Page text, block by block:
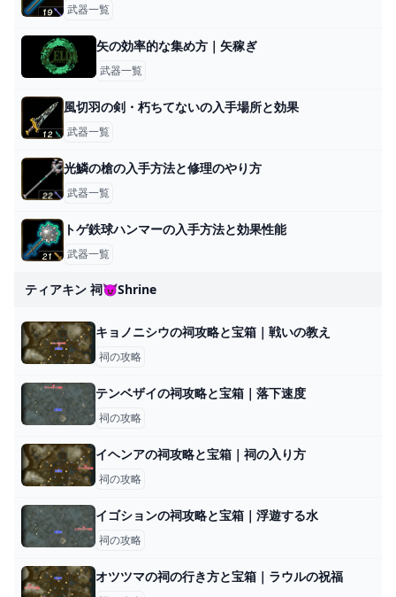
武器一覧
矢の効率的な集め方｜矢稼ぎ
武器一覧
風切羽の剣・朽ちてないの入手場所と効果
武器一覧
光鱗の槍の入手方法と修理のやり方
武器一覧
トゲ鉄球ハンマーの入手方法と効果性能
武器一覧
ティアキン 祠😈shrine
キョノニシウの祠攻略と宝箱｜戦いの教え
祠の攻略
テンベザイの祠攻略と宝箱｜落下速度
祠の攻略
イヘンアの祠攻略と宝箱｜祠の入り方
祠の攻略
イゴションの祠攻略と宝箱｜浮遊する水
祠の攻略
オツツマの祠の行き方と宝箱｜ラウルの祝福